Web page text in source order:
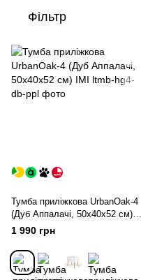
Фільтр
Тумба приліжкова UrbanOak-4
(Дуб Аппалачі, 50x40x52 см)
IMI
1 990 грн